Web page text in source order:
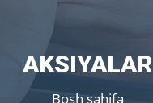
AKSIYALAR
Bosh sahifa